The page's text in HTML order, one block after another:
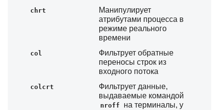
chrt
Манипулирует
атрибутами процесса в
режиме реального
времени
col
Фильтрует обратные
переносы строк из
входного потока
colcrt
Фильтрует данные,
выдаваемые командой
nroff
на терминалы, у